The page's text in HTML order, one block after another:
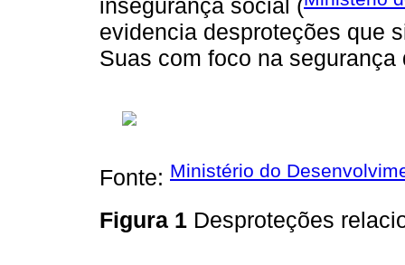
insegurança social (
evidencia desproteções que
Suas com foco na
Fonte: Ministério do
Figura 1 Desproteções